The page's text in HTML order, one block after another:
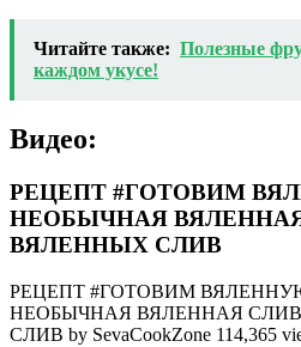
Читайте также: Полезные
каждом укусе!
Видео:
РЕЦЕПТ #ГОТОВИМ
НЕОБЫЧНАЯ
ВЯЛЕННЫХ СЛИВ
РЕЦЕПТ #ГОТОВИМ
НЕОБЫЧНАЯ ВЯЛЕННАЯ
СЛИВ by SevaCookZone 114,365